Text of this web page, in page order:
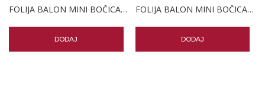
FOLIJA BALON MINI BOČICA PLAVA
DODAJ
FOLIJA BALON MINI BOČICA ROZA
DODAJ